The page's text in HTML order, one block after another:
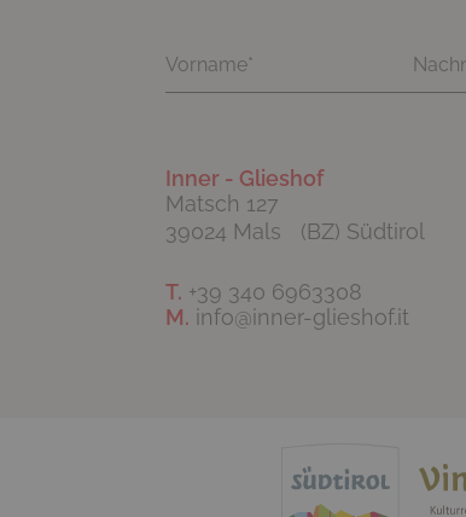
Inner - Glieshof
Matsch 127
39024 Mals (BZ) Südtirol
T. +39 340 6963308
M. info@inner-glieshof.it